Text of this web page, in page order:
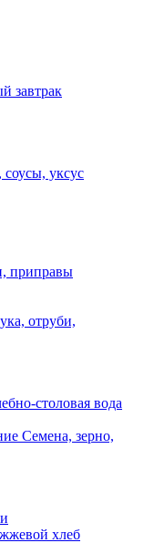
завтрак
уксус
приправы
отруби,
столовая вода
Семена, зерно,
хлеб